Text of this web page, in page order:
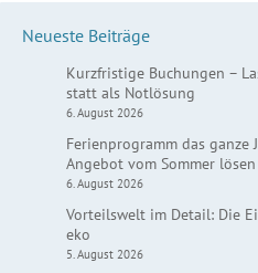
Neueste Beiträge
Kurzfristige Buchungen –
statt als Notlösung
6. August 2026
Ferienprogramm das ganze
Angebot vom Sommer lösen
6. August 2026
Vorteilswelt im Detail: Die
eko
5. August 2026